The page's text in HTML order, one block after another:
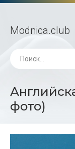
Modnica.club
фото)